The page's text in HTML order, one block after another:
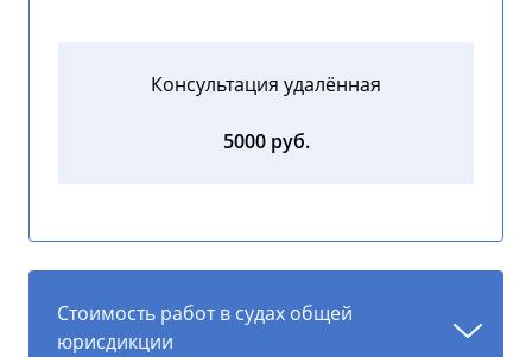
Консультация удалённая
5000 руб.
Стоимость работ в судах общей
юрисдикции